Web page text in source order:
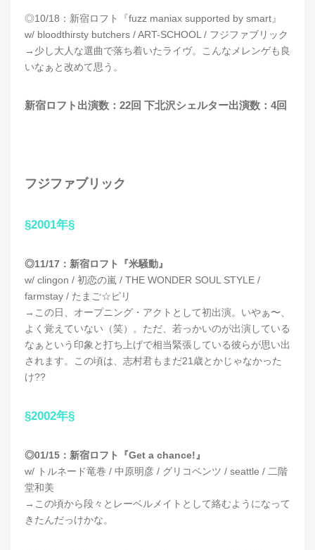
◎10/18：新宿ロフト『fuzz maniax supported by smart』
w/ bloodthirsty butchers / ART-SCHOOL / フジファブリック
→少し大人な選曲で落ち着いたライヴ。こんなメレンゲも良
いなぁと改めて思う。
新宿ロフト出演数：22回 下北沢シェルター出演数：4回
フジファブリック
§2001年§
◎11/17：新宿ロフト『米騒動』
w/ clingon / 初恋の嵐 / THE WONDER SOUL STYLE /
farmstay / たまご☆ピリ
→この日、オープニング・アクトとして初出演。いやぁ〜、
よく覚えていない（笑）。ただ、若っかいのが出演している
なぁという印象と打ち上げで相当緊張している彼らが思い出
されます。この頃は、志村君もまだ21歳とかじゃなかった
け??
§2002年§
◎01/15：新宿ロフト『Get a chance!』
w/ トルネード竜巻 / 中原明彦 / グリコベンツ / seattle / 二階
堂和美
→この頃から段々とレーベルメイトとして絡むようになって
きたんだっけかな。